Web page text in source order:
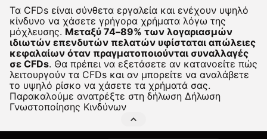
Τα CFDs είναι σύνθετα εργαλεία και ενέχουν υψηλό
κίνδυνο να χάσετε γρήγορα χρήματα λόγω της
μόχλευσης. Μεταξύ 74–89% των λογαριασμών
ιδιωτών επενδυτών πελατών υφίσταται απώλειες
κεφαλαίων όταν πραγματοποιούνται συναλλαγές
σε CFDs. Θα πρέπει να εξετάσετε αν κατανοείτε πώς
λειτουργούν τα CFDs και αν μπορείτε να αναλάβετε
το υψηλό ρίσκο να χάσετε τα χρήματά σας.
Παρακαλούμε ανατρέξτε στη δήλωση Δήλωση
Γνωστοποίησης Κινδύνων